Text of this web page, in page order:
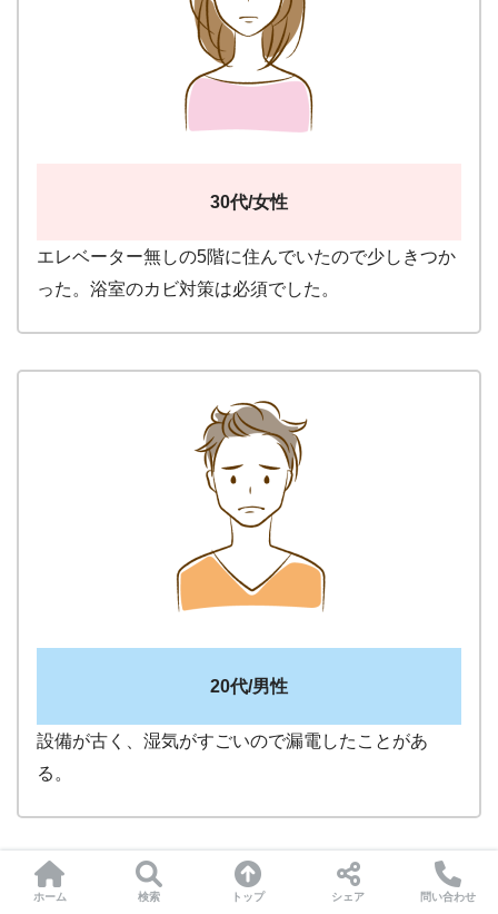
30代/女性
エレベーター無しの5階に住んでいたので少しきつか
った。浴室のカビ対策は必須でした。
20代/男性
設備が古く、湿気がすごいので漏電したことがあ
る。
鉄筋コンクリート造は気密性の高い構造となっているた
め、木造に比べると湿度が高くなりやすい傾向がありま
ホーム 検索 トップ シェア 問い合わせ